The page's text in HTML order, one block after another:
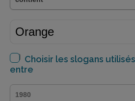
Choisir les slogans
entre